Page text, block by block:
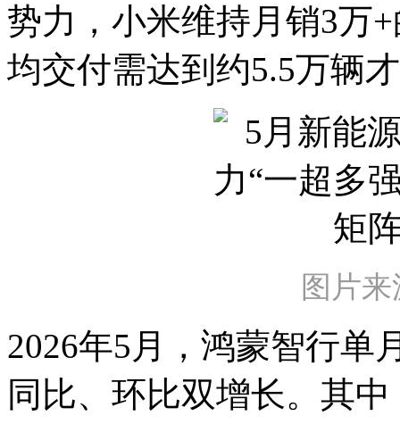
势力，小米维持月销3万
均交付需达到约5.5万辆
图片
2026年5月，鸿蒙智行单
同比、环比双增长。其